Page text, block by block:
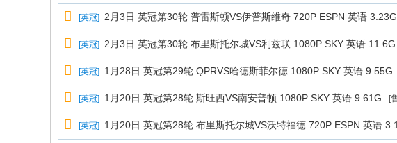
[英冠] 2月3日 英冠第30轮 普雷斯顿VS伊普斯维奇 720P ESPN 英语 3.23G
[英冠] 2月3日 英冠第30轮 布里斯托尔城VS利兹联 1080P SKY 英语 11.6G
[英冠] 1月28日 英冠第29轮 QPRVS哈德斯菲尔德 1080P SKY 英语 9.55G
[英冠] 1月20日 英冠第28轮 斯旺西VS南安普顿 1080P SKY 英语 9.61G - [
[英冠] 1月20日 英冠第28轮 布里斯托尔城VS沃特福德 720P ESPN 英语